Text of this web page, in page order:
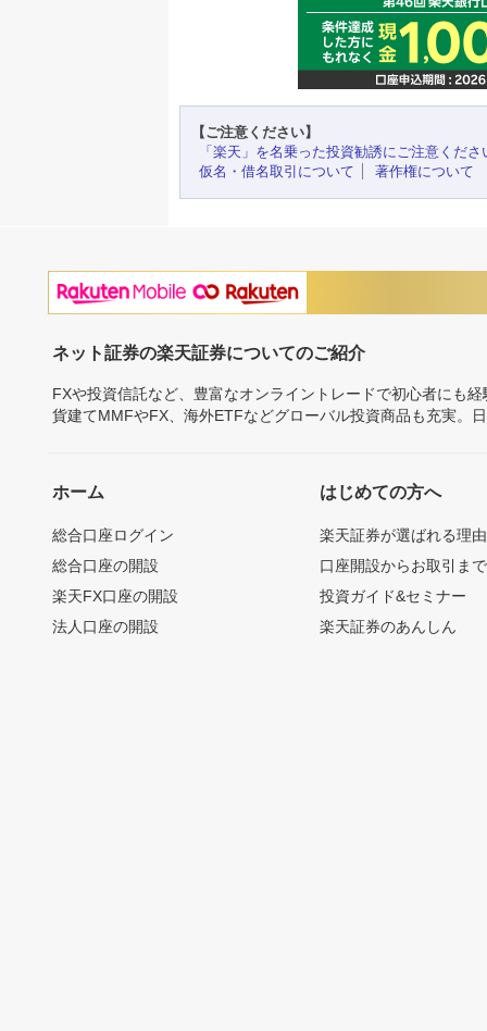
【ご注意ください】
「楽天」を名乗った投資勧誘にご注意くださ
仮名・借名取引について
著作権について
ネット証券の楽天証券についてのご紹介
FXや投資信託など、豊富なオンライントレードで初心者にも
貨建てMMFやFX、海外ETFなどグローバル投資商品も充実。
ホーム
総合口座ログイン
総合口座の開設
楽天FX口座の開設
法人口座の開設
はじめての方へ
楽天証券が選ばれる理由
口座開設からお取引ま
投資ガイド&セミナー
楽天証券のあんしん